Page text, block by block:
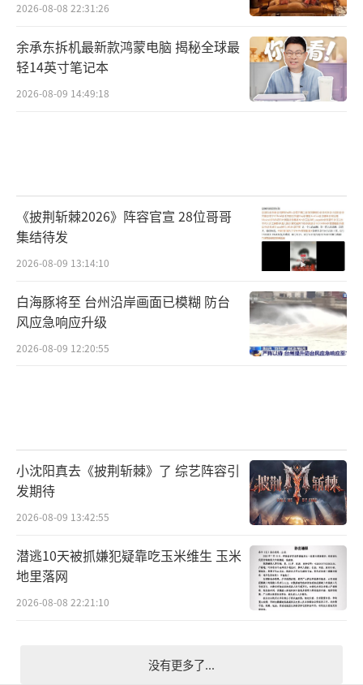
2026-08-08 22:31:26
余承东拆机最新款鸿蒙电脑 揭秘全球最
轻14英寸笔记本
2026-08-09 14:49:18
《披荆斩棘2026》阵容官宣 28位哥哥
集结待发
2026-08-09 13:14:10
白海豚将至 台州沿岸画面已模糊 防台
风应急响应升级
2026-08-09 12:20:55
小沈阳真去《披荆斩棘》了 综艺阵容引
发期待
2026-08-09 13:42:55
潜逃10天被抓嫌犯疑靠吃玉米维生 玉米
地里落网
2026-08-08 22:21:10
没有更多了...